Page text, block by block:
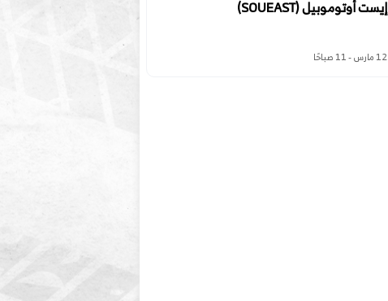
إيست أوتوموبيل (SOUEAST)
12 مارس - 11 صباحًا